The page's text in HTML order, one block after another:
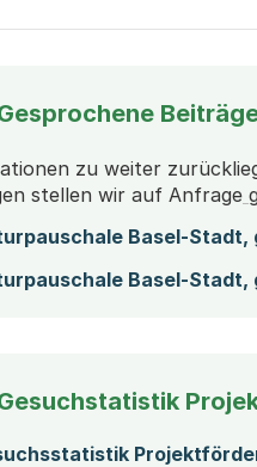
zu weiter
stellen wir auf Anfrage
Basel-
Basel-